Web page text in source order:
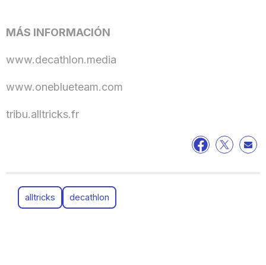
MÁS INFORMACIÓN
www.decathlon.media
www.oneblueteam.com
tribu.alltricks.fr
alltricks decathlon